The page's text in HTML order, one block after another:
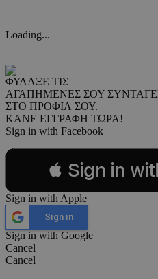
Loading...
ΦΥΛΑΞΕ ΤΙΣ
ΑΓΑΠΗΜΕΝΕΣ ΣΟΥ
ΣΤΟ ΠΡΟΦΙΛ ΣΟΥ.
ΚΑΝΕ ΕΓΓΡΑΦΗ ΤΩΡΑ!
Sign in with Facebook
 Sign in
Sign in with Apple
Sign in
Sign in with Google
Cancel
Cancel